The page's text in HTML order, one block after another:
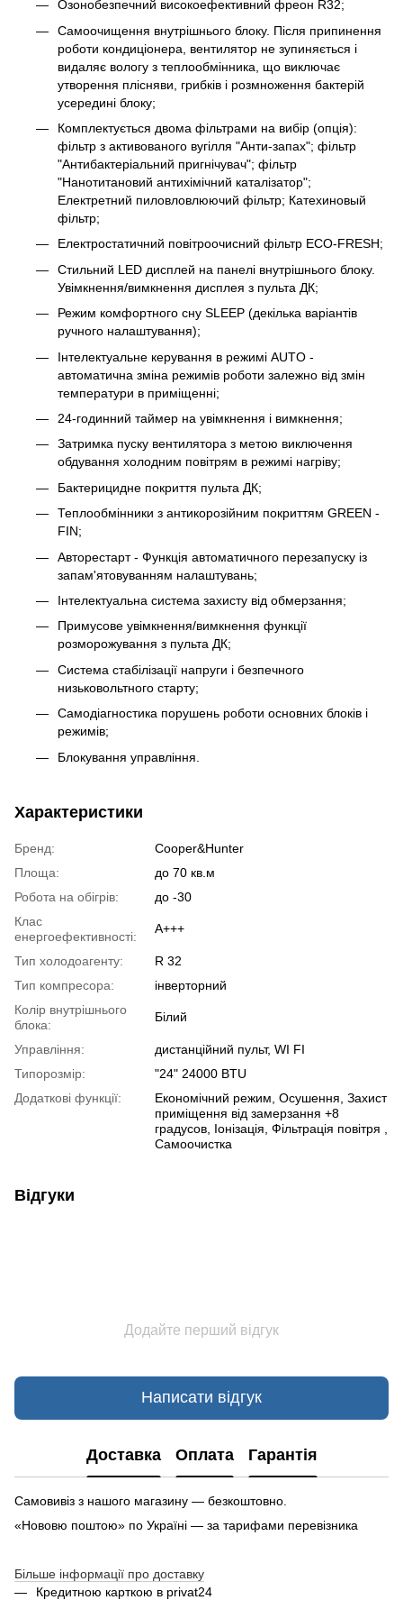
Озонобезпечний високоефективний фреон R32;
Самоочищення внутрішнього блоку. Після припинення
роботи кондиціонера, вентилятор не зупиняється і
видаляє вологу з теплообмінника, що виключає
утворення плісняви, грибків і розмноження бактерій
усередині блоку;
Комплектується двома фільтрами на вибір (опція):
фільтр з активованого вугілля "Анти-запах"; фільтр
"Антибактеріальний пригнічувач"; фільтр
"Нанотитановий антихімічний каталізатор";
Електретний пиловловлюючий фільтр; Катехиновый
фільтр;
Електростатичний повітроочисний фільтр ЕСО-FRESH;
Стильний LED дисплей на панелі внутрішнього блоку.
Увімкнення/вимкнення дисплея з пульта ДК;
Режим комфортного сну SLЕЕР (декілька варіантів
ручного налаштування);
Інтелектуальне керування в режимі AUTO -
автоматична зміна режимів роботи залежно від змін
температури в приміщенні;
24-годинний таймер на увімкнення і вимкнення;
Затримка пуску вентилятора з метою виключення
обдування холодним повітрям в режимі нагріву;
Бактерицидне покриття пульта ДК;
Теплообмінники з антикорозійним покриттям GREEN -
FIN;
Авторестарт - Функція автоматичного перезапуску із
запам'ятовуванням налаштувань;
Інтелектуальна система захисту від обмерзання;
Примусове увімкнення/вимкнення функції
розморожування з пульта ДК;
Система стабілізації напруги і безпечного
низьковольтного старту;
Самодіагностика порушень роботи основних блоків і
режимів;
Блокування управління.
Характеристики
Бренд:
Cooper&Hunter
Площа:
до 70 кв.м
Робота на обігрів:
до -30
Клас
енергоефективності:
A+++
Тип холодоагенту:
R 32
Тип компресора:
інверторний
Колір внутрішнього
блока:
Білий
Управління:
дистанційний пульт, WI FI
Типорозмір:
"24" 24000 BTU
Додаткові функції:
Економічний режим, Осушення, Захист
приміщення від замерзання +8
градусов, Іонізація, Фільтрація повітря ,
Самоочистка
Відгуки
Додайте перший відгук
Написати відгук
Доставка Оплата Гарантія
Самовивіз з нашого магазину — безкоштовно.
«Нововю поштою» по Україні — за тарифами перевізника
Більше інформації про доставку
Кредитною карткою в privat24